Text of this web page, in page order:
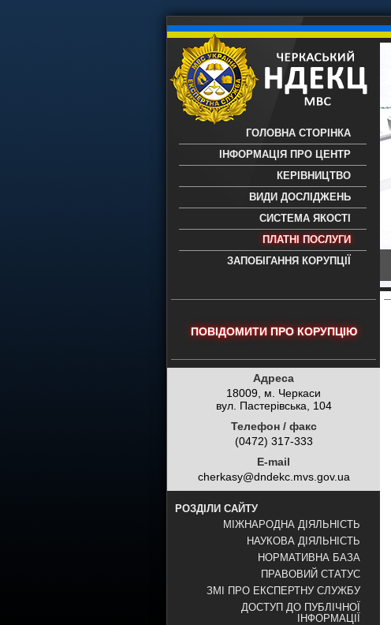
науково-дослідний експертно-
- проведення всих видів судових
експертиз
ГОЛОВНА СТОРІНКА
ІНФОРМАЦІЯ ПРО ЦЕНТР
КЕРІВНИЦТВО
ВИДИ ДОСЛІДЖЕНЬ
СИСТЕМА ЯКОСТІ
ПЛАТНІ ПОСЛУГИ
ЗАПОБІГАННЯ КОРУПЦІЇ
ПОВІДОМИТИ ПРО КОРУПЦІЮ
Адреса
18009, м. Черкаси
вул. Пастерівська, 104
Телефон / факс
(0472) 317-333
E-mail
cherkasy@dndekc.mvs.gov.ua
РОЗДІЛИ САЙТУ
МІЖНАРОДНА ДІЯЛЬНІСТЬ
НАУКОВА ДІЯЛЬНІСТЬ
НОРМАТИВНА БАЗА
ПРАВОВИЙ СТАТУС
ЗМІ ПРО ЕКСПЕРТНУ СЛУЖБУ
ДОСТУП ДО ПУБЛІЧНОЇ
ІНФОРМАЦІЇ